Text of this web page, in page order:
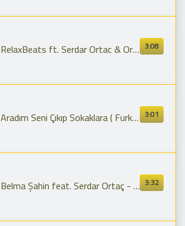
3:08
RelaxBeats ft. Serdar Ortac & Orxan Lökbatanlı - Haber Gelmiyor Yardan ( REMIX )
3:01
Aradım Seni Çıkıp Sokaklara ( Furkan Demir Remix ) | Serdar Ortaç - Heyecan
3:32
Belma Şahin feat. Serdar Ortaç - Adı Üstünde